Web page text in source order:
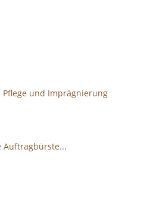
und Imprägnierung